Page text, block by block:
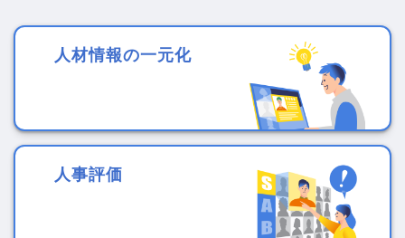
人材情報の一元化
人事評価